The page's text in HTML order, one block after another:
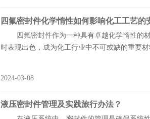
四氟密封件化学惰性如何影响化工工艺的
四氟密封件作为一种具有卓越化学惰性的材
时表现出色，成为化工行业中不可或缺的重要
2024-03-08
液压密封件管理及实践旅行办法？